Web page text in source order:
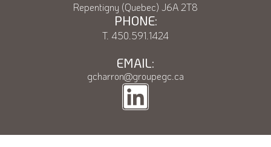
Repentigny (Quebec) J6A 2T8
PHONE:
T. 450.591.1424
EMAIL:
gcharron@groupegc.ca